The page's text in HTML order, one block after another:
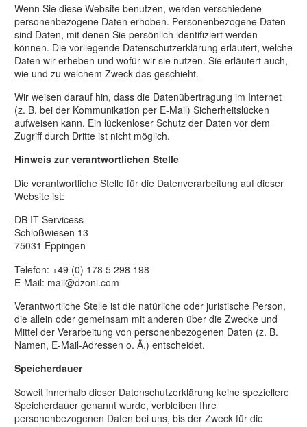
Wenn Sie diese Website benutzen, werden verschiedene
personenbezogene Daten erhoben. Personenbezogene Daten
sind Daten, mit denen Sie persönlich identifiziert werden
können. Die vorliegende Datenschutzerklärung erläutert, welche
Daten wir erheben und wofür wir sie nutzen. Sie erläutert auch,
wie und zu welchem Zweck das geschieht.
Wir weisen darauf hin, dass die Datenübertragung im Internet
(z. B. bei der Kommunikation per E-Mail) Sicherheitslücken
aufweisen kann. Ein lückenloser Schutz der Daten vor dem
Zugriff durch Dritte ist nicht möglich.
Hinweis zur verantwortlichen Stelle
Die verantwortliche Stelle für die Datenverarbeitung auf dieser
Website ist:
DB IT Servicess
Schloßwiesen 13
75031 Eppingen
Telefon: +49 (0) 178 5 298 198
E-Mail: mail@dzoni.com
Verantwortliche Stelle ist die natürliche oder juristische Person,
die allein oder gemeinsam mit anderen über die Zwecke und
Mittel der Verarbeitung von personenbezogenen Daten (z. B.
Namen, E-Mail-Adressen o. Ä.) entscheidet.
Speicherdauer
Soweit innerhalb dieser Datenschutzerklärung keine speziellere
Speicherdauer genannt wurde, verbleiben Ihre
personenbezogenen Daten bei uns, bis der Zweck für die